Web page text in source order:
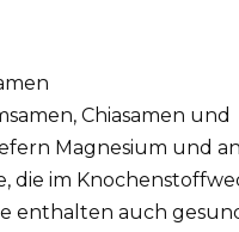
Chiasamen und
Magnesium und
die im
enthalten auch